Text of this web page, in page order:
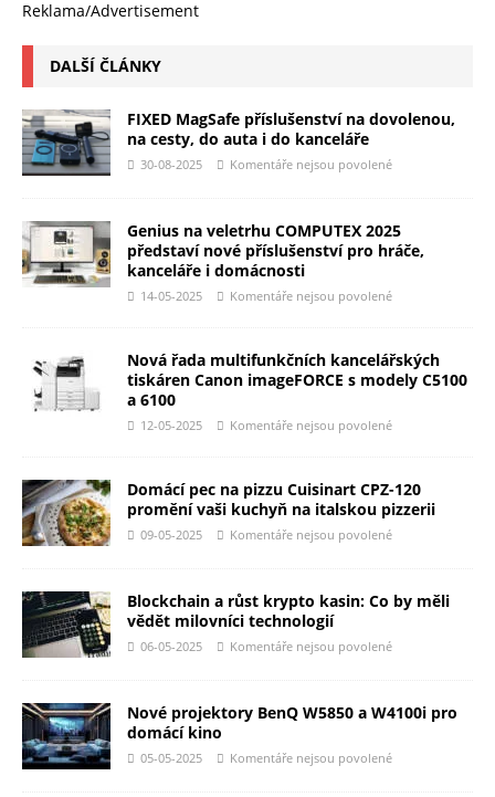
Reklama/Advertisement
DALŠÍ ČLÁNKY
FIXED MagSafe příslušenství na dovolenou,
na cesty, do auta i do kanceláře
30-08-2025 Komentáře nejsou povolené
Genius na veletrhu COMPUTEX 2025
představí nové příslušenství pro hráče,
kanceláře i domácnosti
14-05-2025 Komentáře nejsou povolené
Nová řada multifunkčních kancelářských
tiskáren Canon imageFORCE s modely C5100
a 6100
12-05-2025 Komentáře nejsou povolené
Domácí pec na pizzu Cuisinart CPZ-120
promění vaši kuchyň na italskou pizzerii
09-05-2025 Komentáře nejsou povolené
Blockchain a růst krypto kasin: Co by měli
vědět milovníci technologií
06-05-2025 Komentáře nejsou povolené
Nové projektory BenQ W5850 a W4100i pro
domácí kino
05-05-2025 Komentáře nejsou povolené